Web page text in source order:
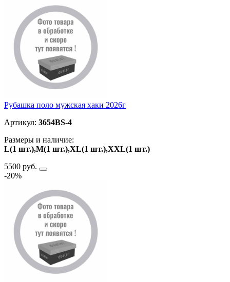
Рубашка поло мужская хаки 2026г
Артикул: 3654BS-4
Размеры и наличие:
L(1 шт.),M(1 шт.),XL(1 шт.),ХXL(1 шт.)
5500 руб.
-20%